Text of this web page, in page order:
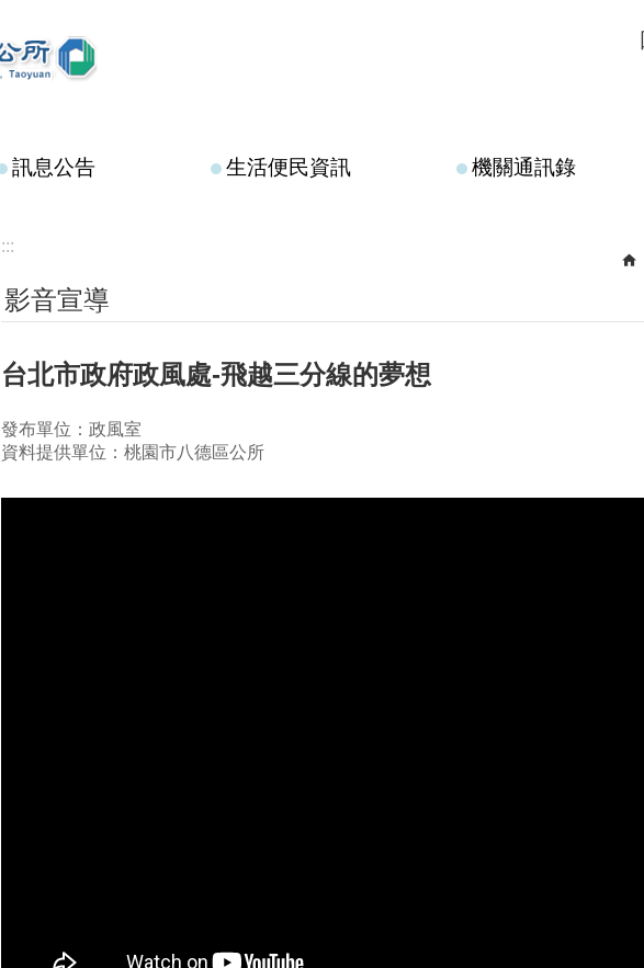
訊息公告 生活便民資訊 機關通訊錄
:::
影音宣導
台北市政府政風處-飛越三分線的夢想
發布單位：政風室
資料提供單位：桃園市八德區公所